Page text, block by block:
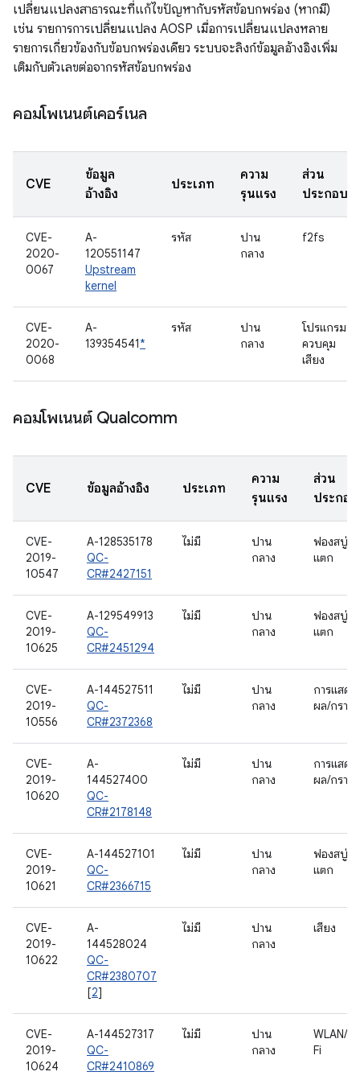
เปลี่ยนแปลงสาธารณะที่แก้ไขปัญหากับรหัสข้อบกพร่อง (หากมี)
เช่น รายการการเปลี่ยนแปลง AOSP เมื่อการเปลี่ยนแปลงหลาย
รายการเกี่ยวข้องกับข้อบกพร่องเดียว ระบบจะลิงก์ข้อมูลอ้างอิงเพิ่ม
เติมกับตัวเลขต่อจากรหัสข้อบกพร่อง
คอมโพเนนต์เคอร์เนล
CVE
ข้อมูล
อ้างอิง
ประเภท
ความ
รุนแรง
ส่วน
ประกอบ
CVE-
2020-
0067
A-
120551147
Upstream
kernel
รหัส
ปาน
กลาง
f2fs
CVE-
2020-
0068
A-
139354541*
รหัส
ปาน
กลาง
โปรแกรม
ควบคุม
เสียง
คอมโพเนนต์ Qualcomm
CVE ข้อมูลอ้างอิง ประเภท
ความ
รุนแรง
ส่วน
ประกอบ
CVE-
2019-
10547
A-128535178
QC-
CR#2427151
ไม่มี
ปาน
กลาง
ฟองสบู่
แตก
CVE-
2019-
10625
A-129549913
QC-
CR#2451294
ไม่มี
ปาน
กลาง
ฟองสบู่
แตก
CVE-
2019-
10556
A-144527511
QC-
CR#2372368
ไม่มี
ปาน
กลาง
การแสดง
ผล/กราฟิ
CVE-
2019-
10620
A-
144527400
QC-
CR#2178148
ไม่มี
ปาน
กลาง
การแสดง
ผล/กราฟิ
CVE-
2019-
10621
A-144527101
QC-
CR#2366715
ไม่มี
ปาน
กลาง
ฟองสบู่
แตก
CVE-
2019-
10622
A-
144528024
QC-
CR#2380707
[2]
ไม่มี
ปาน
กลาง
เสียง
CVE-
2019-
10624
A-144527317
QC-
CR#2410869
ไม่มี
ปาน
กลาง
WLAN/
Fi